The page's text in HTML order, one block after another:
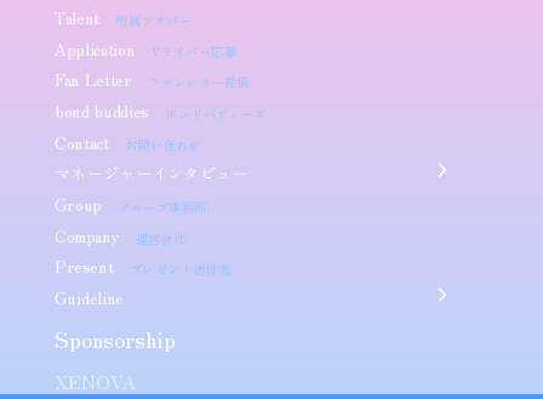
Talent 所属ライバー
Application Vライバー応募
Fan Letter ファンレター投稿
bond buddies ボンドバディーズ
Contact お問い合わせ
マネージャーインタビュー
Group
グループ事務所
Company 運営会社
Present プレゼント送付先
Guideline
Sponsorship​
XENOVA